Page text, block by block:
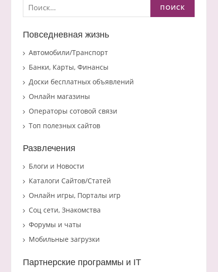
Повседневная жизнь
Автомобили/Транспорт
Банки, Карты, Финансы
Доски бесплатных объявлений
Онлайн магазины
Операторы сотовой связи
Топ полезных сайтов
Развлечения
Блоги и Новости
Каталоги Сайтов/Статей
Онлайн игры, Порталы игр
Соц сети, Знакомства
Форумы и чаты
Мобильные загрузки
Партнерские программы и IT